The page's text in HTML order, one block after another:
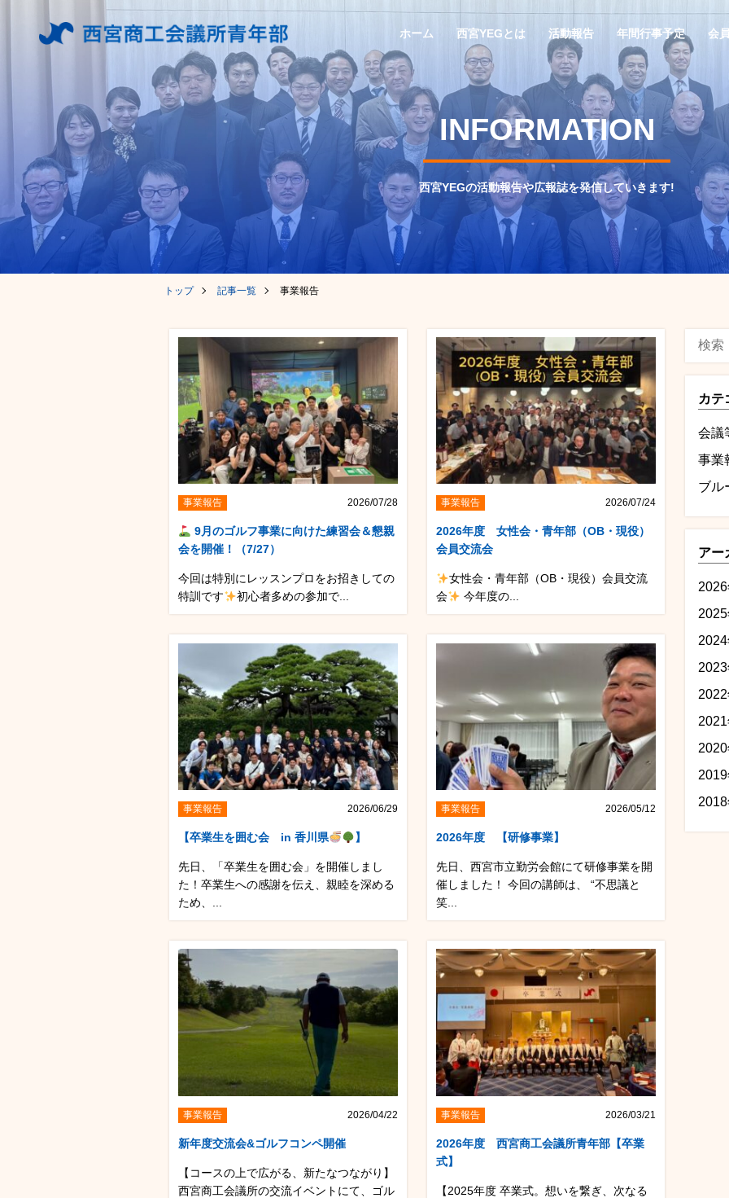
ホーム 西宮YEGとは 活動報告 年間行事予定 会
INFORMATION
西宮YEGの活動報告や広報誌を発信していきます!
トップ 記事一覧 事業報告
事業報告 2026/07/28
9月のゴルフ事業に向けた練習会＆懇親
会を開催！（7/27）
今回は特別にレッスンプロをお招きしての
特訓です
初心者多めの参加で...
事業報告 2026/07/24
2026年度 女性会・青年部（OB・現役）
会員交流会
女性会・青年部（OB・現役）会員交流
会
今年度の...
事業報告 2026/06/29
【卒業生を囲む会 in 香川県 】
先日、「卒業生を囲む会」を開催しまし
た！卒業生への感謝を伝え、親睦を深める
ため、...
事業報告 2026/05/12
2026年度 【研修事業】
先日、西宮市立勤労会館にて研修事業を開
催しました！ 今回の講師は、 “不思議と
笑...
事業報告 2026/04/22
新年度交流会&ゴルフコンペ開催
【コースの上で広がる、新たなつながり】
西宮商工会議所の交流イベントにて、ゴル
事業報告 2026/03/21
2026年度 西宮商工会議所青年部【卒業
式】
【2025年度 卒業式。想いを繋ぎ、次なる
カテ
会議
事業
ブル
アー